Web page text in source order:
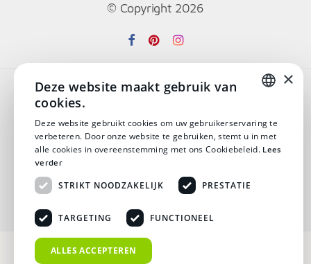
© Copyright 2026
Algemene voorwaarden
Disclaimer
Privacy verklaring
Verzending & Retouren
Veelgestelde vragen
DUTCH
×
Deze website maakt gebruik van
cookies.
Deze website gebruikt cookies om uw gebruikerservaring te
verbeteren. Door onze website te gebruiken, stemt u in met
alle cookies in overeenstemming met ons Cookiebeleid. Lees
verder
STRIKT NOODZAKELIJK PRESTATIE
TARGETING FUNCTIONEEL
ALLES ACCEPTEREN